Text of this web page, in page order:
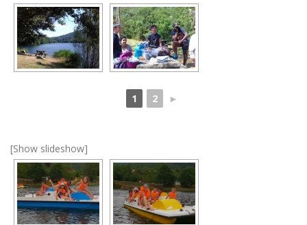
1 2 ►
[Show slideshow]